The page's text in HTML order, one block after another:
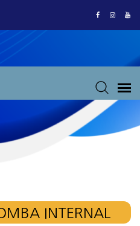
INTERNAL